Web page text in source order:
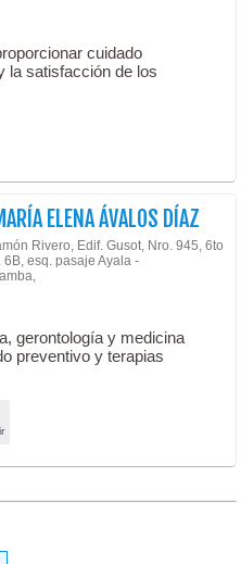
cuidado
la satisfacción de los
ELENA ÁVALOS DÍAZ
Rivero, Edif. Gusot, Nro. 945, 6to
6B, esq. pasaje Ayala -
gerontología y medicina
preventivo y terapias